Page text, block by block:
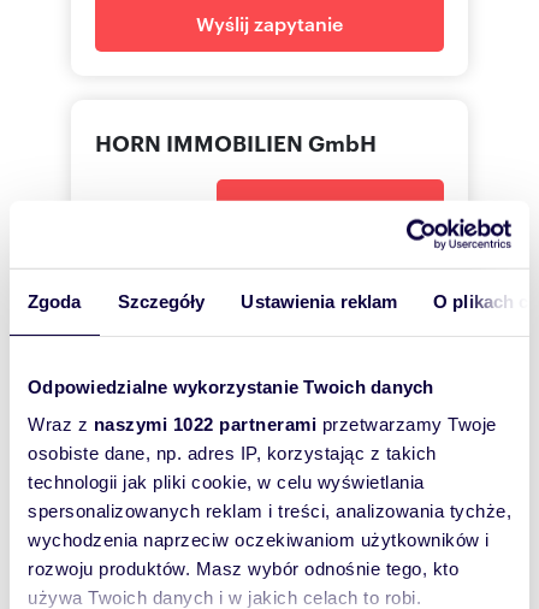
Zgoda Szczegóły Ustawienia reklam O plikach
Odpowiedzialne wykorzystanie Twoich danych
Wraz z naszymi 1022 partnerami przetwarzamy Twoje
osobiste dane, np. adres IP, korzystając z takich
technologii jak pliki cookie, w celu wyświetlania
spersonalizowanych reklam i treści, analizowania tychże,
wychodzenia naprzeciw oczekiwaniom użytkowników i
rozwoju produktów. Masz wybór odnośnie tego, kto
używa Twoich danych i w jakich celach to robi.
Wyślij zapytanie
HORN IMMOBILIEN GmbH
Pokaż telefon
+49 17
bezpłatnie
Zatwierdź